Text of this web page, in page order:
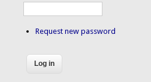
Request new password